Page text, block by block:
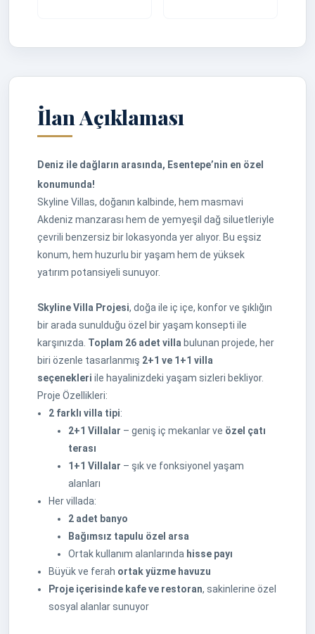
İlan Açıklaması
Deniz ile dağların arasında, Esentepe’nin en özel
konumunda!
Skyline Villas, doğanın kalbinde, hem masmavi
Akdeniz manzarası hem de yemyeşil dağ siluetleriyle
çevrili benzersiz bir lokasyonda yer alıyor. Bu eşsiz
konum, hem huzurlu bir yaşam hem de yüksek
yatırım potansiyeli sunuyor.
Skyline Villa Projesi, doğa ile iç içe, konfor ve şıklığın
bir arada sunulduğu özel bir yaşam konsepti ile
karşınızda. Toplam 26 adet villa bulunan projede, her
biri özenle tasarlanmış 2+1 ve 1+1 villa
seçenekleri ile hayalinizdeki yaşam sizleri bekliyor.
Proje Özellikleri:
2 farklı villa tipi:
2+1 Villalar – geniş iç mekanlar ve özel çatı
terası
1+1 Villalar – şık ve fonksiyonel yaşam
alanları
Her villada:
2 adet banyo
Bağımsız tapulu özel arsa
Ortak kullanım alanlarında hisse payı
Büyük ve ferah ortak yüzme havuzu
Proje içerisinde kafe ve restoran, sakinlerine özel
sosyal alanlar sunuyor